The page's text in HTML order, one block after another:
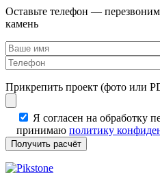
Оставьте телефон —
камень
Прикрепить проект (фото или
Я согласен на обработку
принимаю политику